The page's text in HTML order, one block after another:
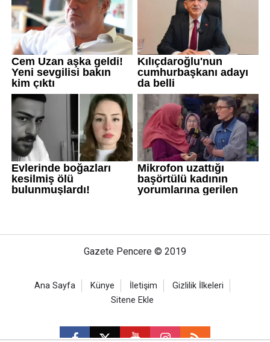
Gazete Pencere © 2019
Ana Sayfa Künye İletişim
Gizlilik İlkeleri
Sitene Ekle